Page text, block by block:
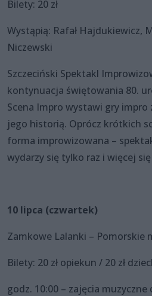
Bilety: 20 zł
Wystąpią: Rafał Hajdukiewicz,
Niczewski
Szczeciński Spektakl
kontynuacja świętowania 80.
Scena Impro wystawi gry impro
jego historią. Oprócz krótkich
forma improwizowana –
wydarzy się tylko raz i więcej
10 lipca (czwartek)
Zamkowe Lalanki – Pomorskie
Bilety: 20 zł opiekun / 20 zł
godz. 10:00 – zajęcia